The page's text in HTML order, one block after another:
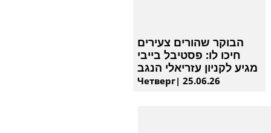
הבוקר שהורים צעירים
חיכו לו: פסטיבל בייבי
מגיע לקניון עזריאלי הנגב
Четверг| 25.06.26